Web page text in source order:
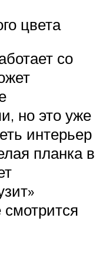
цвета
со
но это уже
интерьер
планка в